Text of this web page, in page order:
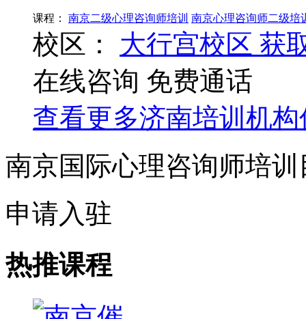
课程： 南京二级心理咨询师培训 南京心理咨询师二级培
校区： 大行宫校区 获
在线咨询 免费通话
查看更多济南培训机构
南京国际心理咨询师培
申请入驻
热推课程